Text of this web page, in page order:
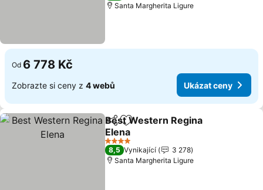
Santa Margherita Ligure
Od 6 778 Kč
Zobrazte si ceny z 4 webů Ukázat ceny
SdíletPřidat na seznam oblíbených
Best Western Regina
Elena
4 Počet hvězdiček
8,5 Vynikající
3 278
Santa Margherita Ligure